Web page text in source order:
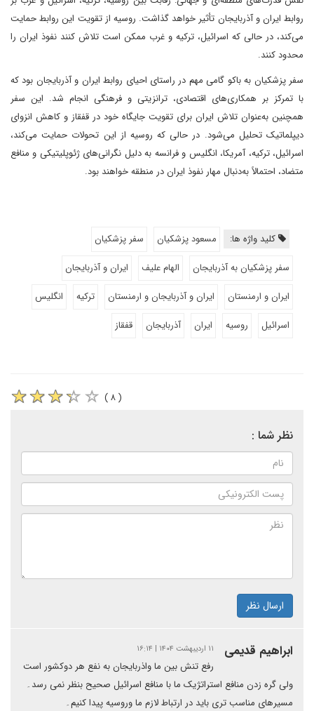
روابط ایران و آذربایجان تأثیر خواهد گذاشت. روسیه از تقویت این روابط حمایت
می‌کند، در حالی که اسرائیل، ترکیه و غرب ممکن است تلاش کنند نفوذ ایران را
محدود کنند.
سفر پزشکیان به باکو گامی مهم در راستای احیای روابط ایران و آذربایجان بود که
با تمرکز بر همکاری‌های اقتصادی، ترانزیتی و فرهنگی انجام شد. این سفر
همچنین به‌عنوان تلاش ایران برای تقویت جایگاه خود در قفقاز و کاهش انزوای
دیپلماتیک تحلیل می‌شود. در حالی که روسیه از این تحولات حمایت می‌کند،
اسرائیل، ترکیه، آمریکا، انگلیس و فرانسه به دلیل نگرانی‌های ژئوپلیتیکی و منافع
متضاد، احتمالاً به‌دنبال مهار نفوذ ایران در منطقه خواهند بود.
کلید واژه ها: مسعود پزشکیان
سفر پزشکیان
سفر پزشکیان به آذربایجان
الهام علیف
ایران و آذربایجان
ایران و ارمنستان
ایران و آذربایجان و ارمنستان ترکیه
انگلیس
اسرائیل
روسیه ایران آذربایجان قفقاز
( ۸ )
نظر شما :
ارسال نظر
ابراهیم قدیمی ۱۱ اردیبهشت ۱۴۰۴ | ۱۶:۱۴
رفع تنش بین ما واذربایجان به نفع هر دوکشور است
ولی گره زدن منافع استراتژیک ما با منافع اسرائیل صحیح بنظر نمی رسد۔
مسیرهای مناسب تری باید در ارتباط لازم ما وروسیه پیدا کنیم۔